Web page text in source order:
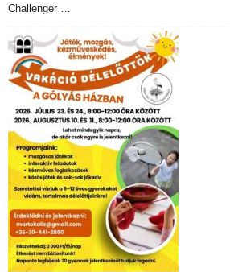
Challenger …